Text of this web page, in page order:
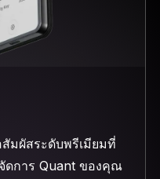
มผัสระดับพรีเมียมที่
ดการ Quant ของคุณ